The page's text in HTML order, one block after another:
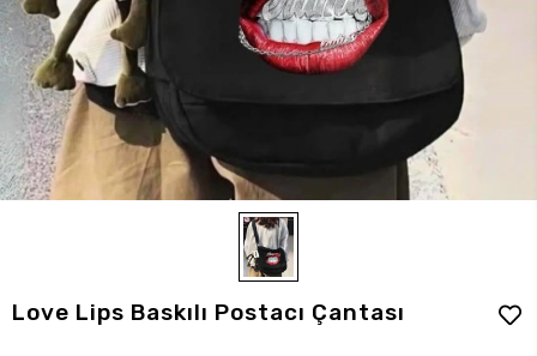
Love Lips Baskılı Postacı Çantası